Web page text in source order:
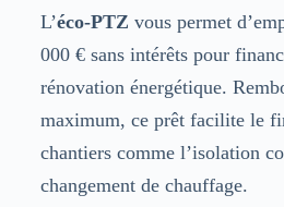
L’éco-PTZ vous permet
000 € sans intérêts pour
rénovation énergétique.
maximum, ce prêt facilite le
chantiers comme l’isolation
changement de chauffage.